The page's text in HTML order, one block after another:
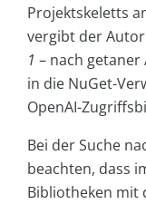
Projektskeletts
vergibt der
1 – nach
in die NuGet-
OpenAI-
Bei der Suche
beachten, dass
Bibliotheken mit